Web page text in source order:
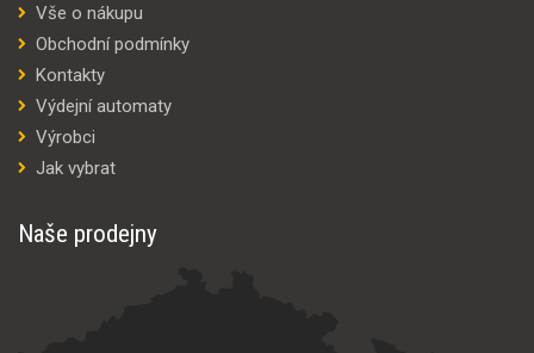
Vše o nákupu
Obchodní podmínky
Kontakty
Výdejní automaty
Výrobci
Jak vybrat
Naše prodejny